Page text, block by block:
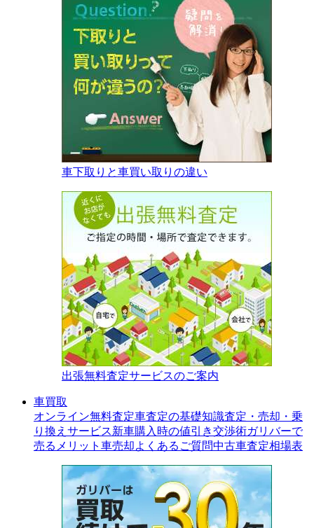
車下取りと車買い取りの違い
出張無料査定サービスのご案内
車買取
オンライン無料査定車査定の基礎知識査定・売却・乗
り換えサービス新車購入時の値引き交渉術ガリバーで
売るメリット 車売却よくあるご質問中古車査定相場表